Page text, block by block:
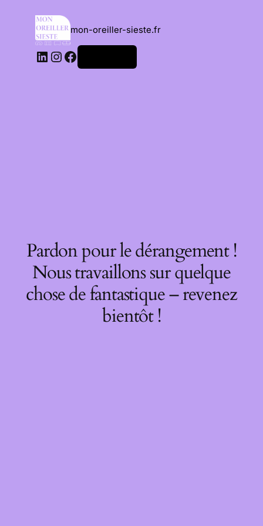
mon-oreiller-sieste.fr
Pardon pour le dérangement !
Nous travaillons sur quelque
chose de fantastique – revenez
bientôt !